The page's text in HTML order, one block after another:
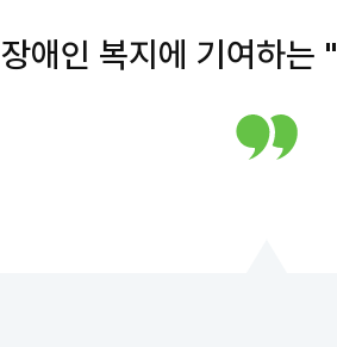
애인 복지에 기여하는